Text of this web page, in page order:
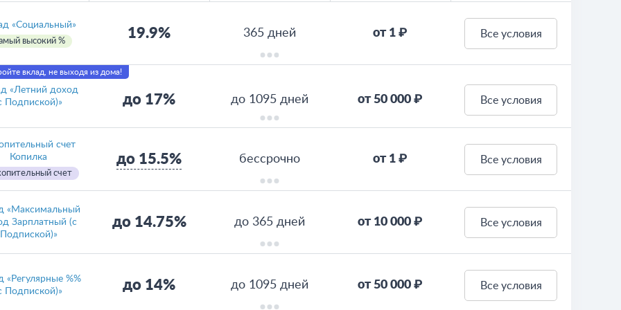
«Социальный»
высокий %
19.9% 365 дней от 1 ₽ Все условия
вклад, не выходя из дома!
«Летний доход
Подпиской)»
до 17% до 1095 дней от 50 000 ₽ Все условия
счет
Копилка
счет
до 15.5% бессрочно от 1 ₽ Все условия
«Максимальный
Зарплатный (с
Подпиской)»
до 14.75% до 365 дней от 10 000 ₽ Все условия
«Регулярные %%
Подпиской)»
до 14% до 1095 дней от 50 000 ₽ Все условия